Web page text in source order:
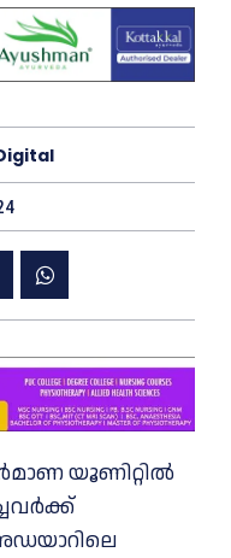
യൂണിറ്റിൽ